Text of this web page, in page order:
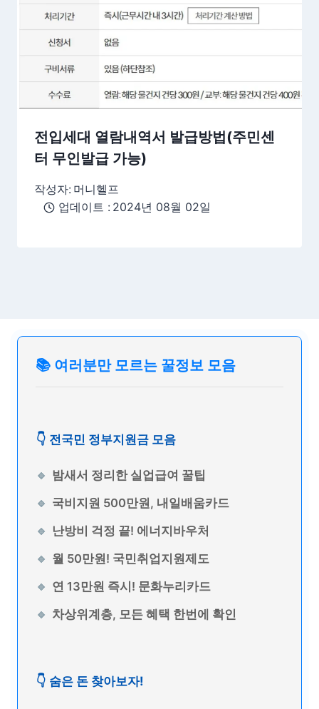
전입세대 열람내역서 발급방법(주민센
터 무인발급 가능)
작성자: 머니헬프
업데이트 : 2024년 08월 02일
📚 여러분만 모르는 꿀정보 모음
👇 전국민 정부지원금 모음
밤새서 정리한 실업급여 꿀팁
국비지원 500만원, 내일배움카드
난방비 걱정 끝! 에너지바우처
월 50만원! 국민취업지원제도
연 13만원 즉시! 문화누리카드
차상위계층, 모든 혜택 한번에 확인
👇 숨은 돈 찾아보자!